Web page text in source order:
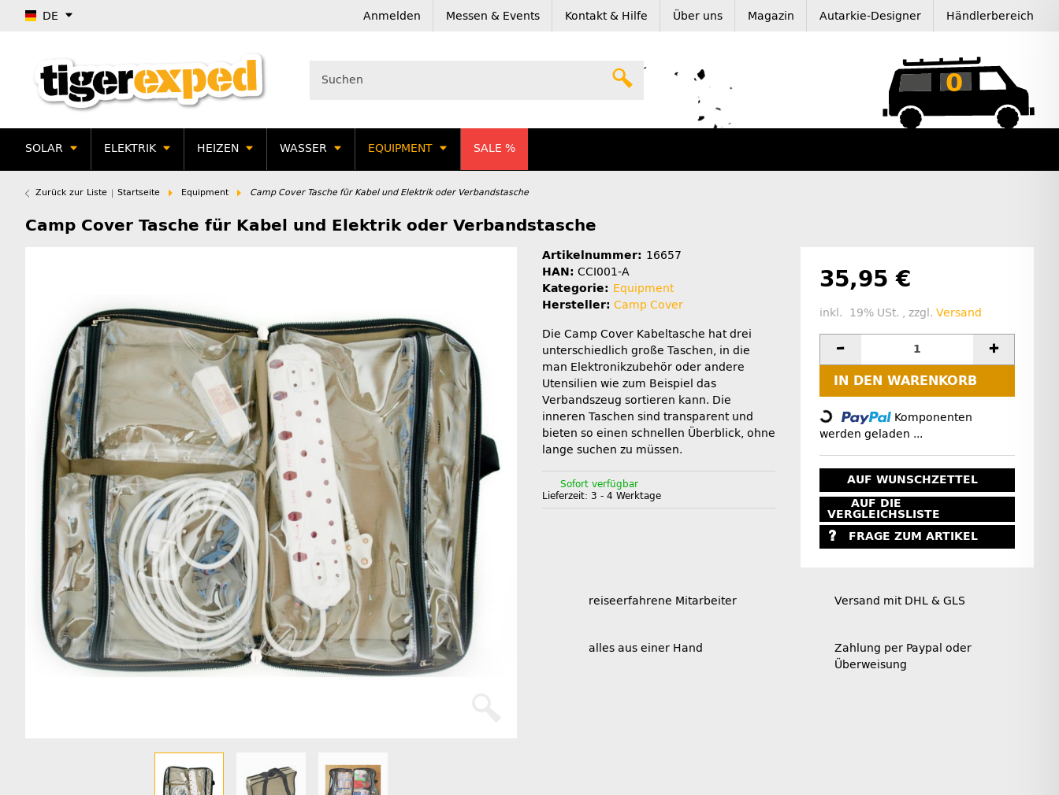
DE Anmelden Messen & Events Kontakt & Hilfe Über uns Magazin Autarkie-Designer Händlerbereich
0
SOLAR ELEKTRIK HEIZEN WASSER EQUIPMENT SALE %
Zurück zur Liste Startseite Equipment Camp Cover Tasche für Kabel und Elektrik oder Verbandstasche
Camp Cover Tasche für Kabel und Elektrik oder Verbandstasche
Artikelnummer: 16657
HAN: CCI001-A
Kategorie: Equipment
Hersteller: Camp Cover
Die Camp Cover Kabeltasche hat drei
unterschiedlich große Taschen, in die
man Elektronikzubehör oder andere
Utensilien wie zum Beispiel das
Verbandszeug sortieren kann. Die
inneren Taschen sind transparent und
bieten so einen schnellen Überblick, ohne
lange suchen zu müssen.
Sofort verfügbar
Lieferzeit: 3 - 4 Werktage
35,95 €
inkl. 19% USt. , zzgl. Versand
IN DEN WARENKORB
Loading...
Komponenten
werden geladen ...
AUF WUNSCHZETTEL
AUF DIE
VERGLEICHSLISTE
FRAGE ZUM ARTIKEL
reiseerfahrene Mitarbeiter Versand mit DHL & GLS
alles aus einer Hand
Zahlung per Paypal oder
Überweisung